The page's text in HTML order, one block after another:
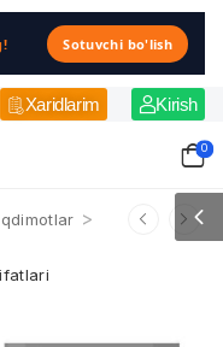
Sotuvchi bo'lish
Xaridlarim Kirish
0
>